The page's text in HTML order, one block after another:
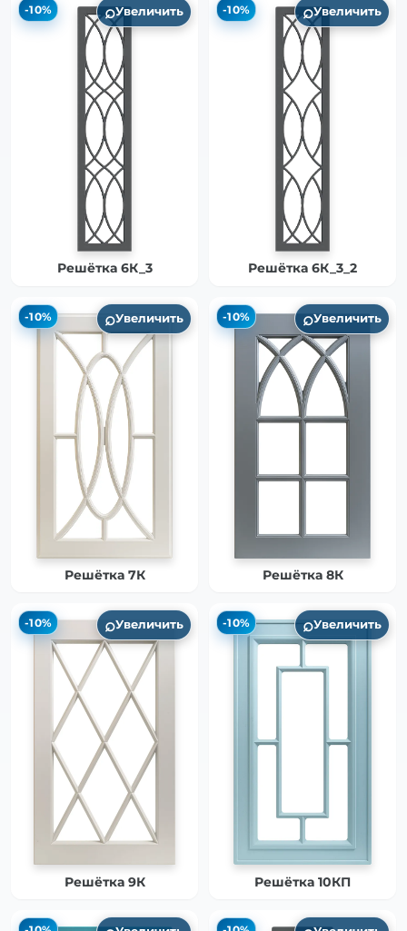
-10% ⌕Увеличить
Решётка 6К_3
-10% ⌕Увеличить
Решётка 6К_3_2
-10% ⌕Увеличить
Решётка 7К
-10% ⌕Увеличить
Решётка 8К
-10% ⌕Увеличить
Решётка 9К
-10% ⌕Увеличить
Решётка 10КП